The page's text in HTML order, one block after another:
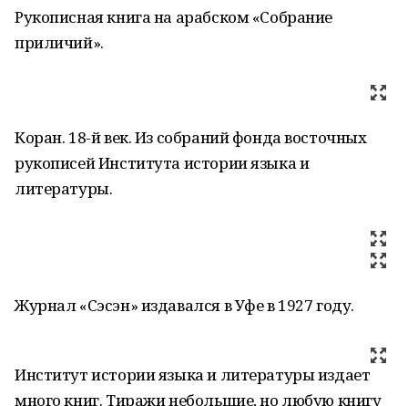
Рукописная книга на арабском «Собрание
приличий».
Коран. 18-й век. Из собраний фонда восточных
рукописей Института истории языка и
литературы.
Журнал «Сэсэн» издавался в Уфе в 1927 году.
Институт истории языка и литературы издает
много книг. Тиражи небольшие, но любую книгу